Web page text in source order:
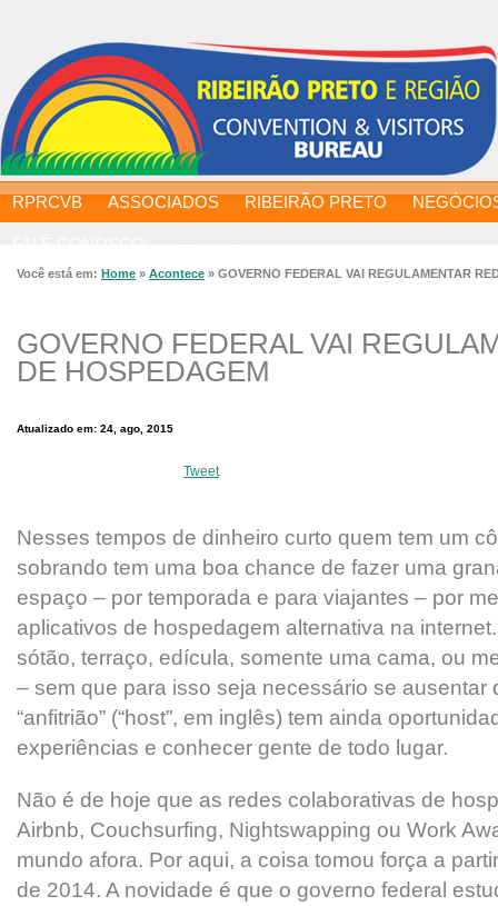
RPRCVB ASSOCIADOS RIBEIRÃO PRETO
Você está em: Home » Acontece » GOVERNO FEDERAL VAI REGULAMENTAR
GOVERNO FEDERAL VAI
DE HOSPEDAGEM
Atualizado em: 24, ago, 2015
Tweet
Nesses tempos de dinheiro curto quem tem um
sobrando tem uma boa chance de fazer uma
espaço – por temporada e para viajantes – por
aplicativos de hospedagem alternativa na
sótão, terraço, edícula, somente uma cama, ou
– sem que para isso seja necessário se ausentar
“anfitrião” (“host”, em inglês) tem ainda
experiências e conhecer gente de todo lugar.
Não é de hoje que as redes colaborativas de
Airbnb, Couchsurfing, Nightswapping ou Work
mundo afora. Por aqui, a coisa tomou força a
de 2014. A novidade é que o governo federal